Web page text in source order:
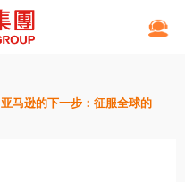
马逊的下一步：征服全球的